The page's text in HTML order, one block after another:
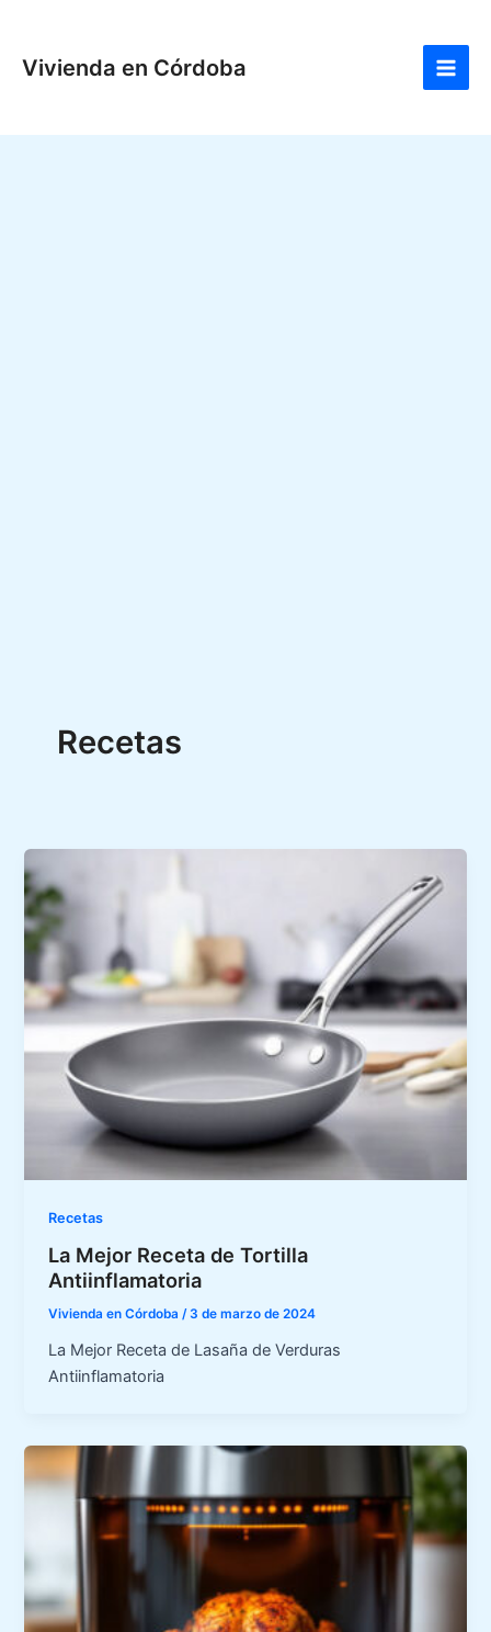
contenido
Vivienda en Córdoba
Recetas
Recetas
La Mejor Receta de Tortilla
Antiinflamatoria
Vivienda en Córdoba/ 3 de marzo de 2024
La Mejor Receta de Lasaña de Verduras
Antiinflamatoria